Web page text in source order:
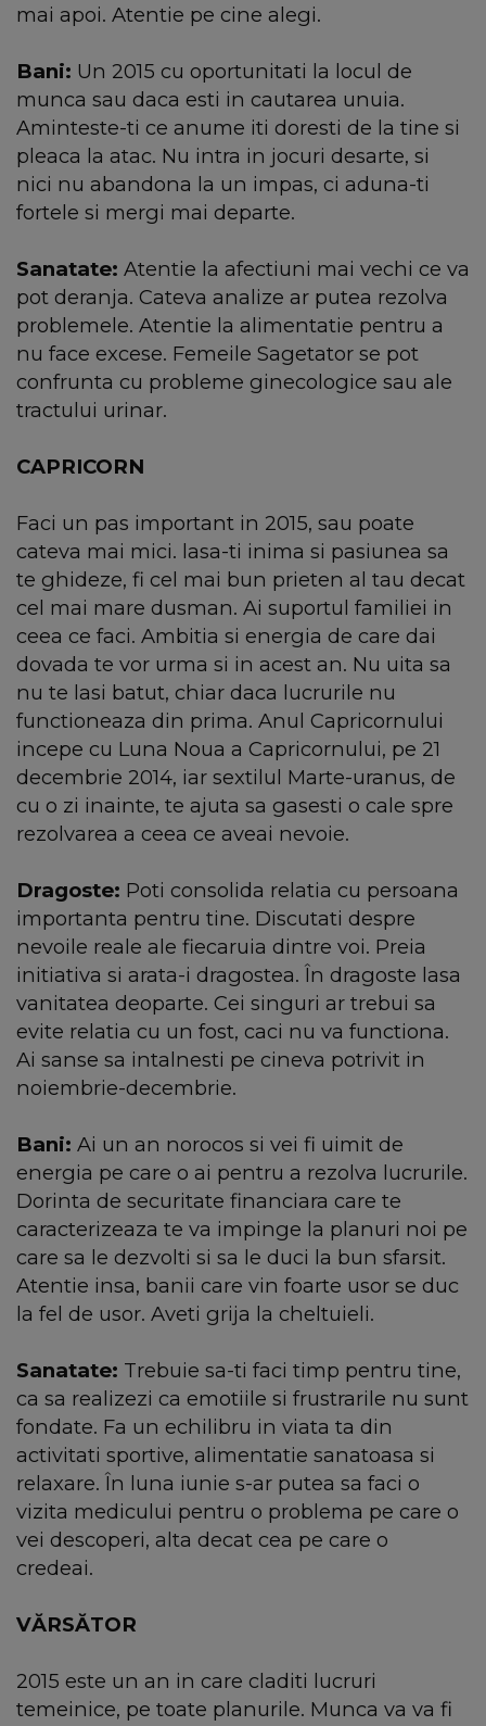
mai apoi. Atentie pe cine alegi.
Bani: Un 2015 cu oportunitati la locul de
munca sau daca esti in cautarea unuia.
Aminteste-ti ce anume iti doresti de la tine si
pleaca la atac. Nu intra in jocuri desarte, si
nici nu abandona la un impas, ci aduna-ti
fortele si mergi mai departe.
Sanatate: Atentie la afectiuni mai vechi ce va
pot deranja. Cateva analize ar putea rezolva
problemele. Atentie la alimentatie pentru a
nu face excese. Femeile Sagetator se pot
confrunta cu probleme ginecologice sau ale
tractului urinar.
CAPRICORN
Faci un pas important in 2015, sau poate
cateva mai mici. lasa-ti inima si pasiunea sa
te ghideze, fi cel mai bun prieten al tau decat
cel mai mare dusman. Ai suportul familiei in
ceea ce faci. Ambitia si energia de care dai
dovada te vor urma si in acest an. Nu uita sa
nu te lasi batut, chiar daca lucrurile nu
functioneaza din prima. Anul Capricornului
incepe cu Luna Noua a Capricornului, pe 21
decembrie 2014, iar sextilul Marte-uranus, de
cu o zi inainte, te ajuta sa gasesti o cale spre
rezolvarea a ceea ce aveai nevoie.
Dragoste: Poti consolida relatia cu persoana
importanta pentru tine. Discutati despre
nevoile reale ale fiecaruia dintre voi. Preia
initiativa si arata-i dragostea. În dragoste lasa
vanitatea deoparte. Cei singuri ar trebui sa
evite relatia cu un fost, caci nu va functiona.
Ai sanse sa intalnesti pe cineva potrivit in
noiembrie-decembrie.
Bani: Ai un an norocos si vei fi uimit de
energia pe care o ai pentru a rezolva lucrurile.
Dorinta de securitate financiara care te
caracterizeaza te va impinge la planuri noi pe
care sa le dezvolti si sa le duci la bun sfarsit.
Atentie insa, banii care vin foarte usor se duc
la fel de usor. Aveti grija la cheltuieli.
Sanatate: Trebuie sa-ti faci timp pentru tine,
ca sa realizezi ca emotiile si frustrarile nu sunt
fondate. Fa un echilibru in viata ta din
activitati sportive, alimentatie sanatoasa si
relaxare. În luna iunie s-ar putea sa faci o
vizita medicului pentru o problema pe care o
vei descoperi, alta decat cea pe care o
credeai.
VĂRSĂTOR
2015 este un an in care claditi lucruri
temeinice, pe toate planurile. Munca va va fi